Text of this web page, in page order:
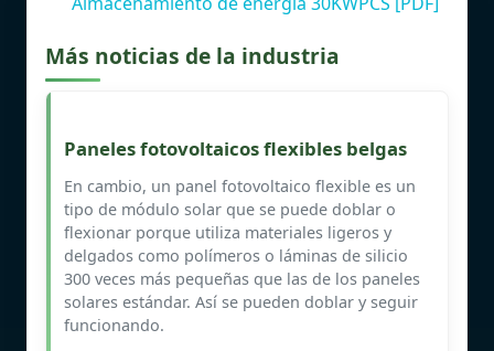
Más noticias de la industria
Paneles fotovoltaicos flexibles belgas
En cambio, un panel fotovoltaico flexible es un
tipo de módulo solar que se puede doblar o
flexionar porque utiliza materiales ligeros y
delgados como polímeros o láminas de silicio
300 veces más pequeñas que las de los paneles
solares estándar. Así se pueden doblar y seguir
funcionando.